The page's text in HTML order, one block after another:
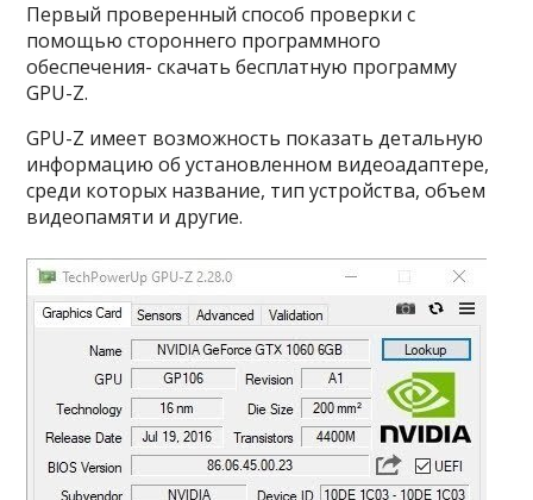
Первый проверенный способ проверки с
помощью стороннего программного
обеспечения- скачать бесплатную программу
GPU-Z.
GPU-Z имеет возможность показать детальную
информацию об установленном видеоадаптере,
среди которых название, тип устройства, объем
видеопамяти и другие.